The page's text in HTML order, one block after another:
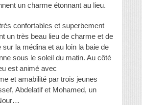
un charme étonnant au lieu.
confortables et superbement
un très beau lieu de charme et de
la médina et au loin la baie de
sous le soleil du matin. Au côté
est animé avec
et amabilité par trois jeunes
Abdelatif et Mohamed, un